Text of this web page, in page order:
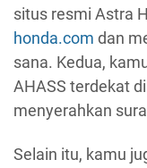
situs resmi Astra
honda.com dan
sana. Kedua,
AHASS terdekat
menyerahkan
Selain itu, kamu